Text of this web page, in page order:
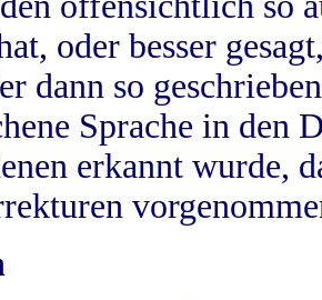
oder besser
dann so
Sprache in
erkannt wurde,